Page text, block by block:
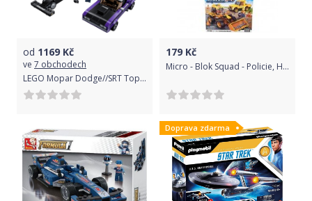
od 1169 Kč
ve 7 obchodech
LEGO Mopar Dodge//SRT Top Fuel Dragster a 1970 Dodge Challenger T/A 76904
179 Kč
Micro - Blok Squad - Policie, Hasiči
Doprava zdarma